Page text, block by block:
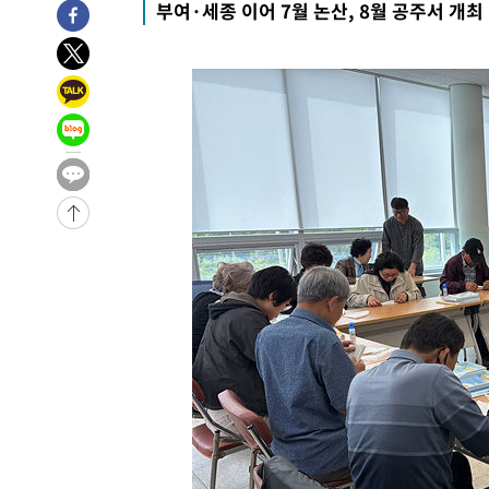
-11569초 전 >
-7225초 전 > 트럼프, 이란 추가 요구에 "저강도 대응…이건 체스게임"
부여·세종 이어 7월 논산, 8월 공주서 개최